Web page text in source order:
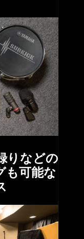
りなどの
も可能な